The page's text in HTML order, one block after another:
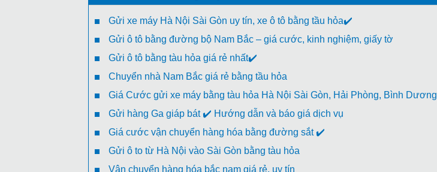
Gửi xe máy Hà Nội Sài Gòn uy tín, xe ô tô bằng tầu hỏa✔️
Gửi ô tô bằng đường bộ Nam Bắc – giá cước, kinh nghiệm, giấy tờ
Gửi ô tô bằng tàu hỏa giá rẻ nhất✔️
Chuyển nhà Nam Bắc giá rẻ bằng tầu hỏa
Giá Cước gửi xe máy bằng tàu hỏa Hà Nội Sài Gòn, Hải Phòng, Bình Dương
Gửi hàng Ga giáp bát ✔️ Hướng dẫn và báo giá dịch vụ
Giá cước vận chuyển hàng hóa bằng đường sắt ✔️
Gửi ô to từ Hà Nội vào Sài Gòn bằng tàu hỏa
Vận chuyển hàng hóa bắc nam giá rẻ, uy tín